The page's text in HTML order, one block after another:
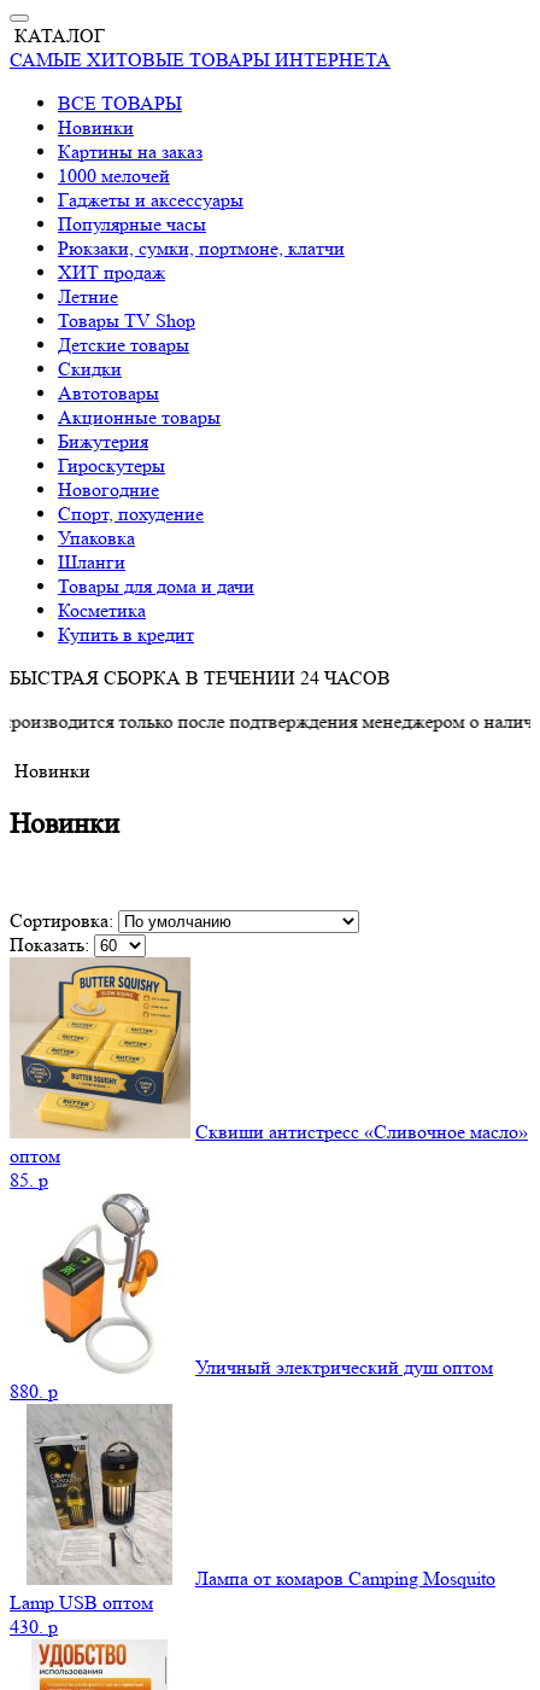
КАТАЛОГ
САМЫЕ ХИТОВЫЕ ТОВАРЫ ИНТЕРНЕТА
ВСЕ ТОВАРЫ
Новинки
Картины на заказ
1000 мелочей
Гаджеты и аксессуары
Популярные часы
Рюкзаки, сумки, портмоне, клатчи
ХИТ продаж
Летние
Товары TV Shop
Детские товары
Cкидки
Автотовары
Акционные товары
Бижутерия
Гироскутеры
Новогодние
Спорт, похудение
Упаковка
Шланги
Товары для дома и дачи
Косметика
Купить в кредит
БЫСТРАЯ СБОРКА В ТЕЧЕНИИ 24 ЧАСОВ
только после подтверждения менеджером о наличии товара.
Новинки
Новинки
Сортировка:
Показать:
Сквиши антистресс «Сливочное масло»
оптом
85. p
Уличный электрический душ оптом
880. p
Лампа от комаров Camping Mosquito
Lamp USB оптом
430. p